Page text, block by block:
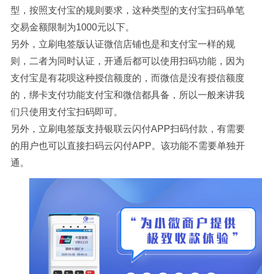
型，按照支付宝的规则要求，这种类型的支付宝扫码单笔
交易金额限制为1000元以下。
另外，立刷电签版认证微信店铺也是和支付宝一样的规
则，二者为同时认证，开通后都可以使用扫码功能，因为
支付宝是有花呗这种授信额度的，而微信是没有授信额度
的，绑卡支付功能支付宝和微信都具备，所以一般来讲我
们只使用支付宝扫码即可。
另外，立刷电签版支持银联云闪付APP扫码付款，有需要
的用户也可以直接扫码云闪付APP。该功能不需要单独开
通。